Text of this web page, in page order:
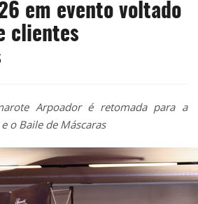
em evento voltado
clientes
Arpoador é retomada para a
o Baile de Máscaras